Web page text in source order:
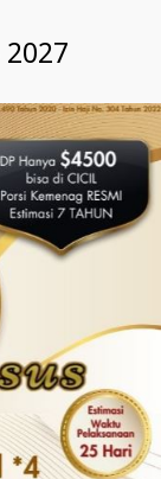
2027